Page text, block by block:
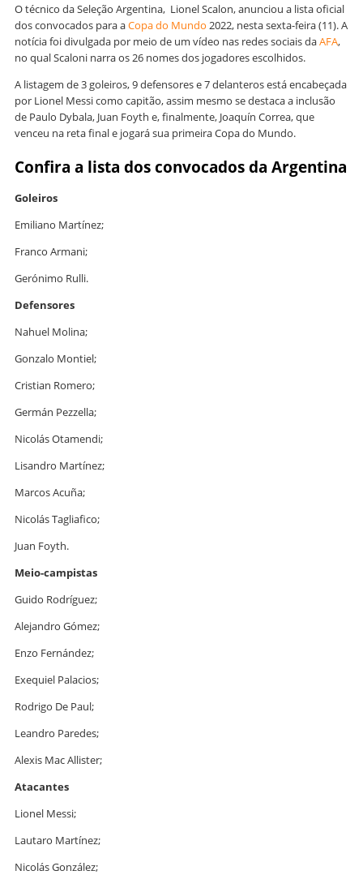
O técnico da Seleção Argentina, Lionel Scalon, anunciou a lista oficial
dos convocados para aCopa do Mundo 2022, nesta sexta-feira (11). A
notícia foi divulgada por meio de um vídeo nas redes sociais daAFA,
no qual Scaloni narra os 26 nomes dos jogadores escolhidos.
A listagem de 3 goleiros, 9 defensores e 7 delanteros está encabeçada
por Lionel Messi como capitão, assim mesmo se destaca a inclusão
de Paulo Dybala, Juan Foyth e, finalmente, Joaquín Correa, que
venceu na reta final e jogará sua primeira Copa do Mundo.
Confira a lista dos convocados da Argentina
Goleiros
Emiliano Martínez;
Franco Armani;
Gerónimo Rulli.
Defensores
Nahuel Molina;
Gonzalo Montiel;
Cristian Romero;
Germán Pezzella;
Nicolás Otamendi;
Lisandro Martínez;
Marcos Acuña;
Nicolás Tagliafico;
Juan Foyth.
Meio-campistas
Guido Rodríguez;
Alejandro Gómez;
Enzo Fernández;
Exequiel Palacios;
Rodrigo De Paul;
Leandro Paredes;
Alexis Mac Allister;
Atacantes
Lionel Messi;
Lautaro Martínez;
Nicolás González;